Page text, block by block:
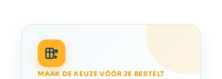
MAAK DE KEUZE VÓÓR JE BESTELT